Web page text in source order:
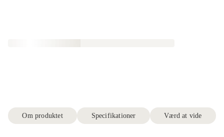
Om produktet Specifikationer Værd at vide